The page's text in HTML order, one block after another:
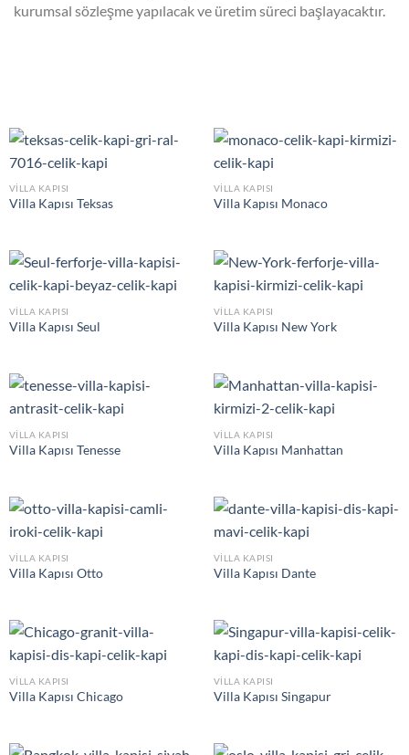
kurumsal sözleşme yapılacak ve üretim süreci başlayacaktır.
VILLA KAPISI
Villa Kapısı Teksas
VILLA KAPISI
Villa Kapısı Monaco
VILLA KAPISI
Villa Kapısı Seul
VILLA KAPISI
Villa Kapısı New York
VILLA KAPISI
Villa Kapısı Tenesse
VILLA KAPISI
Villa Kapısı Manhattan
VILLA KAPISI
Villa Kapısı Otto
VILLA KAPISI
Villa Kapısı Dante
VILLA KAPISI
Villa Kapısı Chicago
VILLA KAPISI
Villa Kapısı Singapur